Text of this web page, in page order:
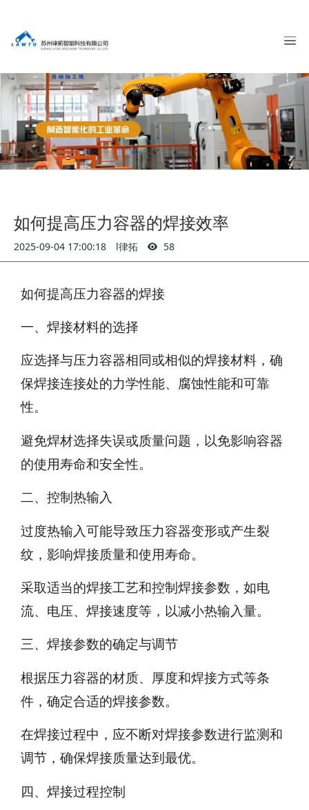
如何提高压力容器的焊接效率
2025-09-04 17:00:18 l律拓 58
如何提高压力容器的焊接
一、焊接材料的选择
应选择与压力容器相同或相似的焊接材料，确
保焊接连接处的力学性能、腐蚀性能和可靠
性。
避免焊材选择失误或质量问题，以免影响容器
的使用寿命和安全性。
二、控制热输入
过度热输入可能导致压力容器变形或产生裂
纹，影响焊接质量和使用寿命。
采取适当的焊接工艺和控制焊接参数，如电
流、电压、焊接速度等，以减小热输入量。
三、焊接参数的确定与调节
根据压力容器的材质、厚度和焊接方式等条
件，确定合适的焊接参数。
在焊接过程中，应不断对焊接参数进行监测和
调节，确保焊接质量达到最优。
四、焊接过程控制